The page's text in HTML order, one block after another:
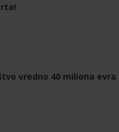
vredno 40 miliona evra